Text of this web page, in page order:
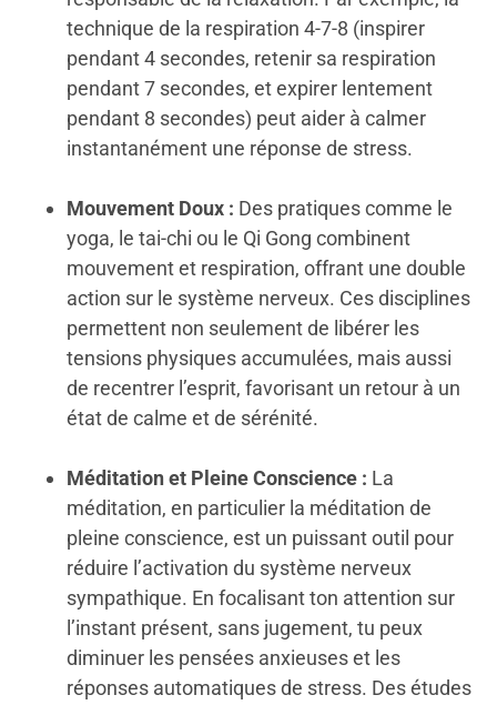
technique de la respiration 4-7-8 (inspirer
pendant 4 secondes, retenir sa respiration
pendant 7 secondes, et expirer lentement
pendant 8 secondes) peut aider à calmer
instantanément une réponse de stress.
Mouvement Doux : Des pratiques comme le
yoga, le tai-chi ou le Qi Gong combinent
mouvement et respiration, offrant une double
action sur le système nerveux. Ces disciplines
permettent non seulement de libérer les
tensions physiques accumulées, mais aussi
de recentrer l’esprit, favorisant un retour à un
état de calme et de sérénité.
Méditation et Pleine Conscience : La
méditation, en particulier la méditation de
pleine conscience, est un puissant outil pour
réduire l’activation du système nerveux
sympathique. En focalisant ton attention sur
l’instant présent, sans jugement, tu peux
diminuer les pensées anxieuses et les
réponses automatiques de stress. Des études